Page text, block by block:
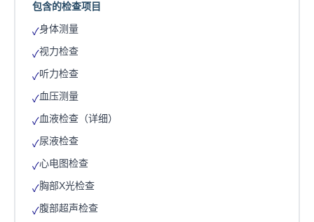
包含的检查项目
✓身体测量
✓视力检查
✓听力检查
✓血压测量
✓血液检查（详细）
✓尿液检查
✓心电图检查
✓胸部X光检查
✓腹部超声检查